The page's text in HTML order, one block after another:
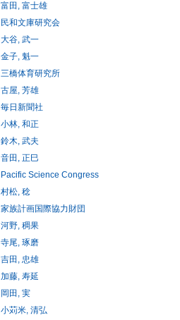
富田, 富士雄
民和文庫研究会
大谷, 武一
金子, 魁一
三橋体育研究所
古屋, 芳雄
毎日新聞社
小林, 和正
鈴木, 武夫
音田, 正巳
Pacific Science Congress
村松, 稔
家族計画国際協力財団
河野, 稠果
寺尾, 琢磨
吉田, 忠雄
加藤, 寿延
岡田, 実
小苅米, 清弘